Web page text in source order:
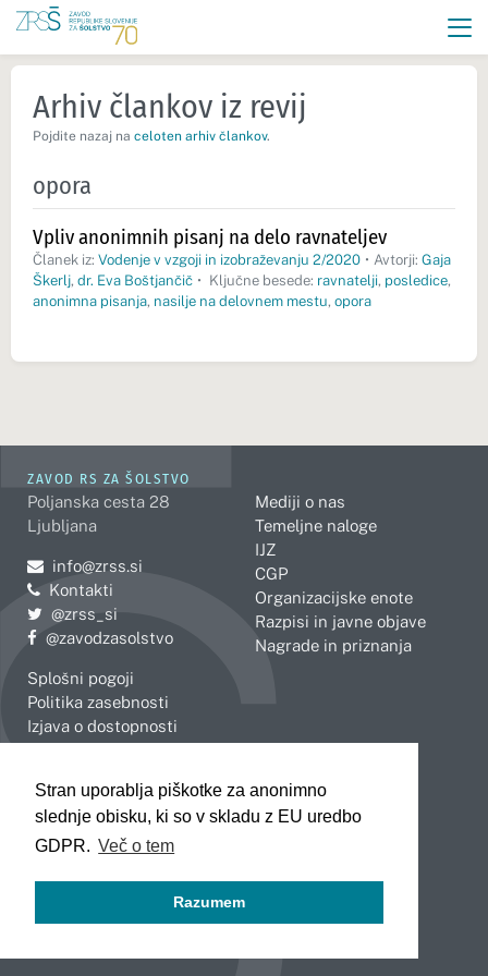
Stran uporablja piškotke za anonimno
slednje obisku, ki so v skladu z EU uredbo
GDPR. Več o tem
Razumem
Arhiv člankov iz revij
Pojdite nazaj na celoten arhiv člankov.
opora
Vpliv anonimnih pisanj na delo ravnateljev
Članek iz: Vodenje v vzgoji in izobraževanju 2/2020 • Avtorji: Gaja
Škerlj, dr. Eva Boštjančič • Ključne besede: ravnatelji, posledice,
anonimna pisanja, nasilje na delovnem mestu, opora
ZAVOD RS ZA ŠOLSTVO
Poljanska cesta 28
Ljubljana
Pošljite e-mail na
info@zrss.si
Kontakti
Pojdite na Twitter:
@zrss_si
Pojdite na Facebook:
@zavodzasolstvo
Splošni pogoji
Politika zasebnosti
Izjava o dostopnosti
Mediji o nas
Temeljne naloge
IJZ
CGP
Organizacijske enote
Razpisi in javne objave
Nagrade in priznanja
Celje
Koper
Kranj
Novo mesto
Slovenj Gradec